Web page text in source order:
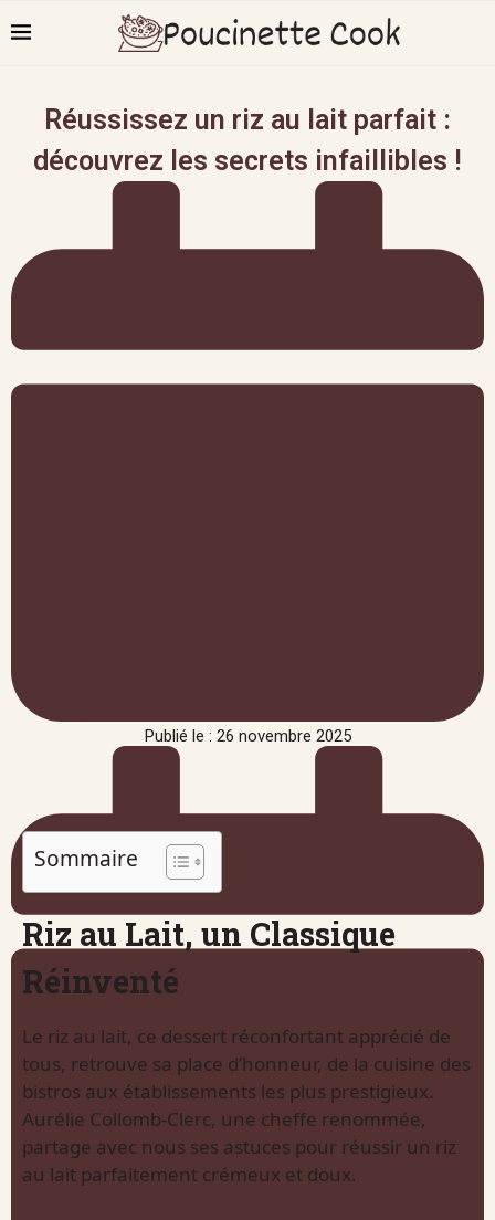
Réussissez un riz au lait parfait :
découvrez les secrets infaillibles !
Publié le : 26 novembre 2025
Sommaire
Riz au Lait, un Classique
Réinventé
Le riz au lait, ce dessert réconfortant apprécié de
tous, retrouve sa place d’honneur, de la cuisine des
bistros aux établissements les plus prestigieux.
Aurélie Collomb-Clerc, une cheffe renommée,
partage avec nous ses astuces pour réussir un riz
au lait parfaitement crémeux et doux.